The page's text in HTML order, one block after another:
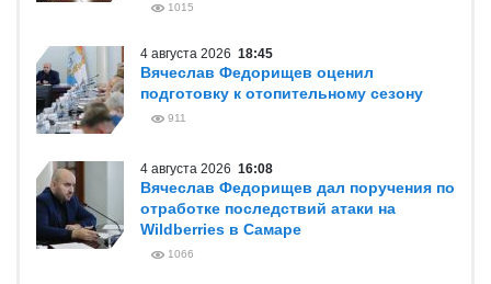
1015
4 августа 2026 18:45
Вячеслав Федорищев оценил
подготовку к отопительному сезону
911
4 августа 2026 16:08
Вячеслав Федорищев дал поручения по
отработке последствий атаки на
Wildberries в Самаре
1066